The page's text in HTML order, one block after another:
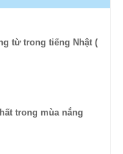
từ trong tiếng Nhật (
trong mùa nắng